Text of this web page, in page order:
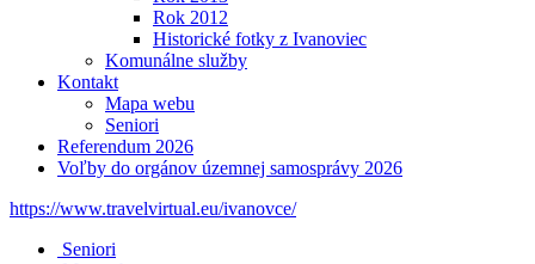
Rok 2012
Historické fotky z Ivanoviec
Komunálne služby
Kontakt
Mapa webu
Seniori
Referendum 2026
Voľby do orgánov územnej samosprávy 2026
https://www.travelvirtual.eu/ivanovce/
Seniori